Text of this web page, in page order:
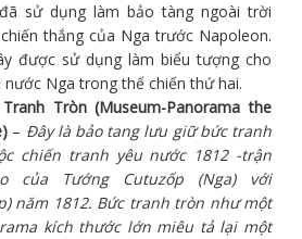
sử dụng làm bảo tàng ngoài trời
thắng của Nga trước Napoleon.
được sử dụng làm biểu tượng cho
nước Nga trong thế chiến thứ hai.
Tròn (Museum-Panorama the
– Đây là bảo tang lưu giữ bức tranh
chiến tranh yêu nước 1812 -trận
của Tướng Cutuzốp (Nga) với
năm 1812. Bức tranh tròn như một
kích thước lớn miêu tả lại một